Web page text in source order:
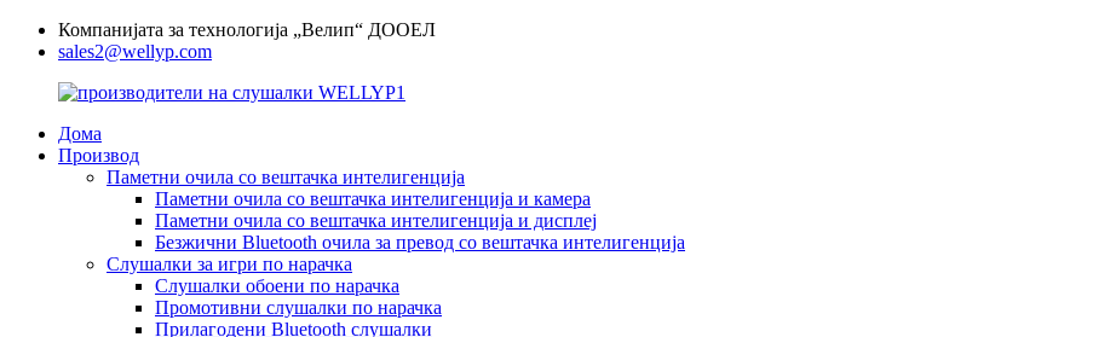
Компанијата за технологија „Велип“ ДООЕЛ
sales2@wellyp.com
Дома
Производ
Паметни очила со вештачка интелигенција
Паметни очила со вештачка интелигенција и камера
Паметни очила со вештачка интелигенција и дисплеј
Безжични Bluetooth очила за превод со вештачка интелигенција
Слушалки за игри по нарачка
Слушалки обоени по нарачка
Промотивни слушалки по нарачка
Прилагодени Bluetooth слушалки